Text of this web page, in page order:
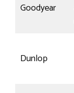
Goodyear
Dunlop